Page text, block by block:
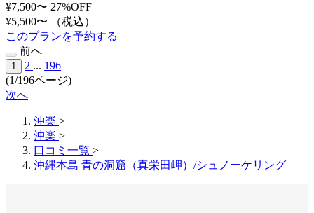
¥7,500〜 27%OFF
¥5,500〜
（税込）
このプランを予約する
前へ
1 2 ... 196
(1/196ページ)
次へ
沖楽 >
沖楽 >
口コミ一覧 >
沖縄本島 青の洞窟（真栄田岬）/シュノーケリング